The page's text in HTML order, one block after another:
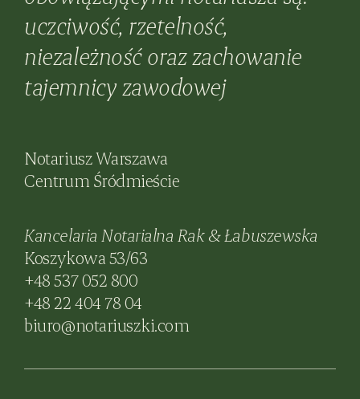
uczciwość, rzetelność,
niezależność oraz zachowanie
tajemnicy zawodowej
Notariusz Warszawa
Centrum Śródmieście
Kancelaria Notarialna Rak & Łabuszewska
Koszykowa 53/63
+48 537 052 800
+48 22 404 78 04
biuro@notariuszki.com